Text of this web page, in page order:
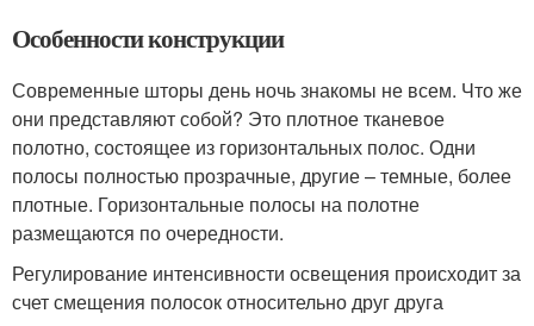
Особенности конструкции
Современные шторы день ночь знакомы не всем. Что же
они представляют собой? Это плотное тканевое
полотно, состоящее из горизонтальных полос. Одни
полосы полностью прозрачные, другие – темные, более
плотные. Горизонтальные полосы на полотне
размещаются по очередности.
Регулирование интенсивности освещения происходит за
счет смещения полосок относительно друг друга